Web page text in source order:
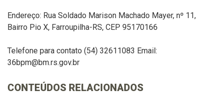
Endereço: Rua Soldado Marison Machado Mayer, nº 11,
Bairro Pio X, Farroupilha-RS, CEP 95170166
Telefone para contato (54) 32611083 Email:
36bpm@bm.rs.gov.br
CONTEÚDOS RELACIONADOS